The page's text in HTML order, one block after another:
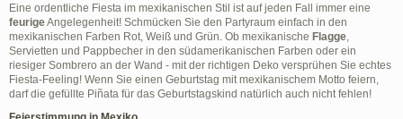
Eine ordentliche Fiesta im mexikanischen Stil ist auf jeden Fall immer eine
feurigeAngelegenheit! Schmücken Sie den Partyraum einfach in den
mexikanischen Farben Rot, Weiß und Grün. Ob mexikanische Flagge
Servietten und Pappbecher in den südamerikanischen Farben oder ein
riesiger Sombrero an der Wand - mit der richtigen Deko versprühen Sie echtes
Fiesta-Feeling! Wenn Sie einen Geburtstag mit mexikanischem Motto feiern,
darf die gefüllte Piñata für das Geburtstagskind natürlich auch nicht fehlen!